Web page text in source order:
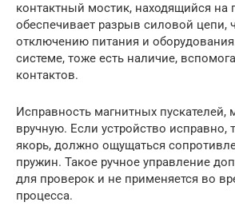
контактный мостик, находящийся на
обеспечивает разрыв силовой цепи,
отключению питания и
системе, тоже есть наличие,
контактов.
Исправность магнитных пускателей,
вручную. Если устройство исправно,
якорь, должно ощущаться
пружин. Такое ручное управление
для проверок и не применяется во
процесса.